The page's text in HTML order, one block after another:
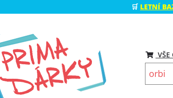
🛒 LETNÍ
VŠE